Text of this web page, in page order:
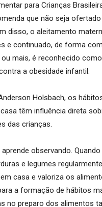
para Crianças
que não seja
disso, o aleitamento
e continuado, de forma
mais, é reconhecido
a obesidade infantil.
Holsbach, os
têm influência direta
das crianças.
aprende observando.
e legumes
casa e valoriza os
a formação de hábitos
no preparo dos alimentos